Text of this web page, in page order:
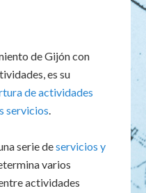
de Gijón con
es su
de actividades
servicios.
serie deservicios y
varios
actividades